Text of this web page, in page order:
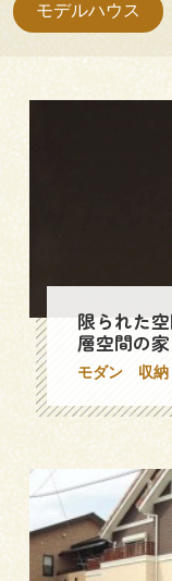
お客様の声
私たちのこと
採用情報
受
モデルハウス
限られた
層空間の家
モダン 収納